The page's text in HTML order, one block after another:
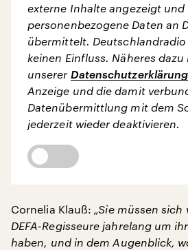
externe Inhalte angezeigt und
personenbezogene Daten an
übermittelt.
keinen Einfluss. Näheres dazu
unserer Datenschutzerklärung
Anzeige und die damit
Datenübermittlung mit dem
jederzeit wieder deaktivieren.
Cornelia Klauß: „Sie müssen
DEFA-Regisseure jahrelang um
haben, und in dem Augenblick,